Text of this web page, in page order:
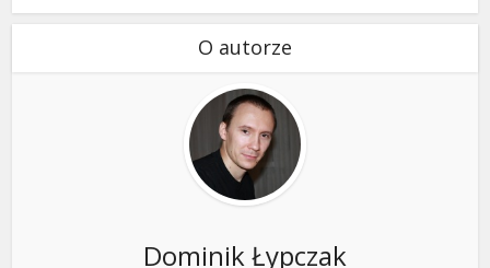
O autorze
Dominik Łypczak